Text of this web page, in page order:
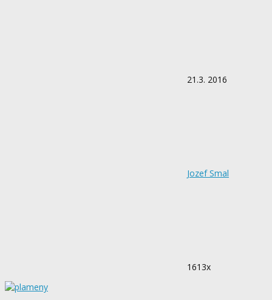
21.3. 2016
Jozef Smal
1613x